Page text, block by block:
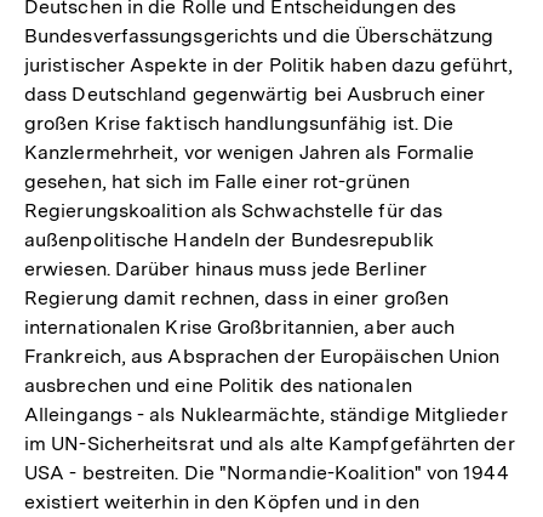
Deutschen in die Rolle und Entscheidungen des
Bundesverfassungsgerichts und die Überschätzung
juristischer Aspekte in der Politik haben dazu geführt,
dass Deutschland gegenwärtig bei Ausbruch einer
großen Krise faktisch handlungsunfähig ist. Die
Kanzlermehrheit, vor wenigen Jahren als Formalie
gesehen, hat sich im Falle einer rot-grünen
Regierungskoalition als Schwachstelle für das
außenpolitische Handeln der Bundesrepublik
erwiesen. Darüber hinaus muss jede Berliner
Regierung damit rechnen, dass in einer großen
internationalen Krise Großbritannien, aber auch
Frankreich, aus Absprachen der Europäischen Union
ausbrechen und eine Politik des nationalen
Alleingangs - als Nuklearmächte, ständige Mitglieder
im UN-Sicherheitsrat und als alte Kampfgefährten der
USA - bestreiten. Die "Normandie-Koalition" von 1944
existiert weiterhin in den Köpfen und in den